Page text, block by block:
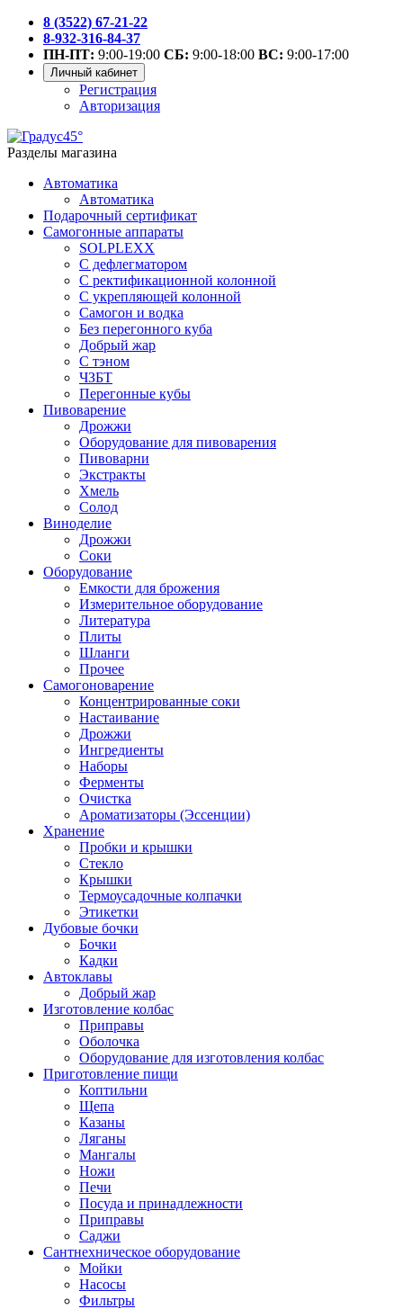
8 (3522) 67-21-22
8-932-316-84-37
ПН-ПТ: 9:00-19:00 СБ: 9:00-18:00 ВС: 9:00-17:00
Личный кабинет
Регистрация
Авторизация
Разделы магазина
Автоматика
Автоматика
Подарочный сертификат
Самогонные аппараты
SOLPLEXX
С дефлегматором
С ректификационной колонной
С укрепляющей колонной
Самогон и водка
Без перегонного куба
Добрый жар
С тэном
ЧЗБТ
Перегонные кубы
Пивоварение
Дрожжи
Оборудование для пивоварения
Пивоварни
Экстракты
Хмель
Солод
Виноделие
Дрожжи
Соки
Оборудование
Емкости для брожения
Измерительное оборудование
Литература
Плиты
Шланги
Прочее
Самогоноварение
Концентрированные соки
Настаивание
Дрожжи
Ингредиенты
Наборы
Ферменты
Очистка
Ароматизаторы (Эссенции)
Хранение
Пробки и крышки
Стекло
Крышки
Термоусадочные колпачки
Этикетки
Дубовые бочки
Бочки
Кадки
Автоклавы
Добрый жар
Изготовление колбас
Приправы
Оболочка
Оборудование для изготовления колбас
Приготовление пищи
Коптильни
Щепа
Казаны
Ляганы
Мангалы
Ножи
Печи
Посуда и принадлежности
Приправы
Саджи
Сантнехническое оборудование
Мойки
Насосы
Фильтры